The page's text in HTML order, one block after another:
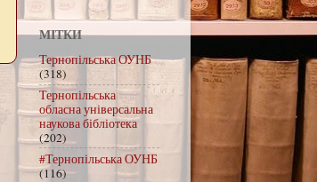
МІТКИ
Тернопільська ОУНБ
(318)
Тернопільська
обласна універсальна
наукова бібліотека
(202)
#Тернопільська ОУНБ
(116)